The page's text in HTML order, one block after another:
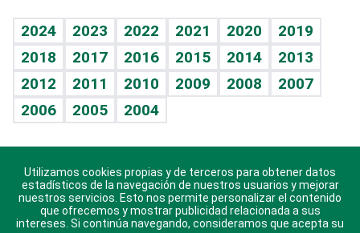
Vida y familia
Eñe
Celebrando la vida
Sin complejos
En pocas palabras
Escuchando al corazón
Economía Personal
TBT Deportivo
Guía del dinero
Horóscopos
Juegos
2024 2023 2022 2021 2020
2019
2018
2017 2016 2015 2014
2013
2012
2011 2010 2009 2008
2007
2006
2005 2004
Descarga nuestras aplicaciones para Android, iOS y
sistema Huawei.
Utilizamos cookies propias y de terceros para obtener datos
estadísticos de la navegación de nuestros usuarios y mejorar
nuestros servicios. Esto nos permite personalizar el contenido
que ofrecemos y mostrar publicidad relacionada a sus
intereses. Si continúa navegando, consideramos que acepta su